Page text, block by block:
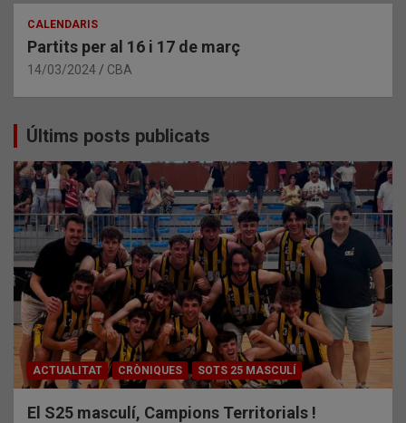
CALENDARIS
Partits per al 16 i 17 de març
14/03/2024 CBA
Últims posts publicats
ACTUALITAT CRÒNIQUES SOTS 25 MASCULÍ
El S25 masculí, Campions Territorials !